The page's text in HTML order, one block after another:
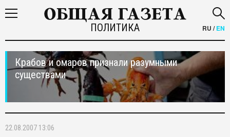
ПОЛИТИКА RU /EN
Крабов и омаров признали разумными
существами
22.08.2007 13:06